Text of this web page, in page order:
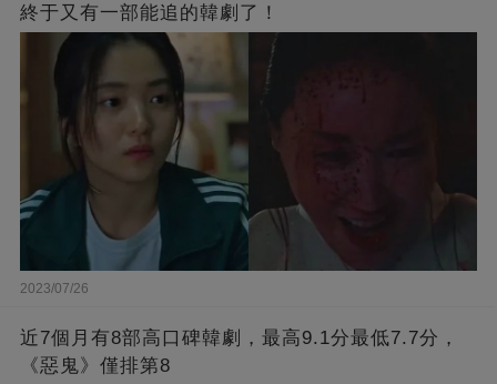
終于又有一部能追的韓劇了！
2023/07/26
近7個月有8部高口碑韓劇，最高9.1分最低7.7分，
《惡鬼》僅排第8